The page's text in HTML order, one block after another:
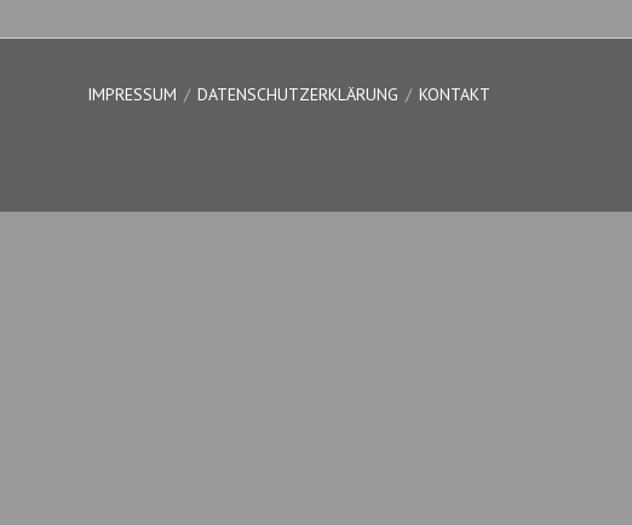
IMPRESSUM DATENSCHUTZERKLÄRUNG KONTAKT